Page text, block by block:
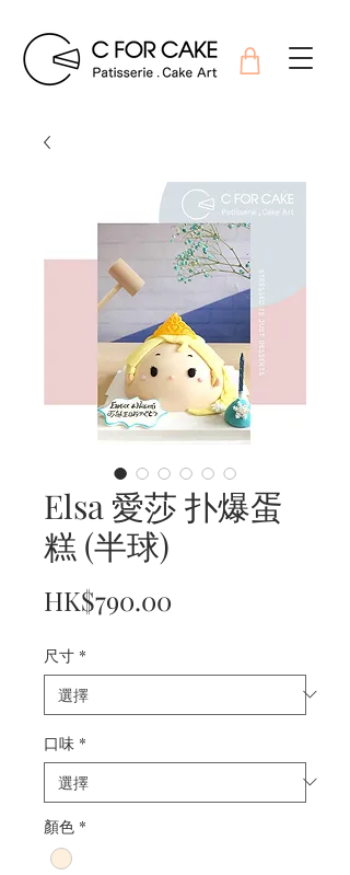
Elsa 愛莎 扑爆蛋
糕 (半球)
HK$790.00
尺寸 *
口味 *
顏色 *